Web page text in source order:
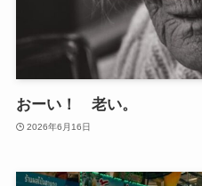
おーい！ 老い。
2026年6月16日